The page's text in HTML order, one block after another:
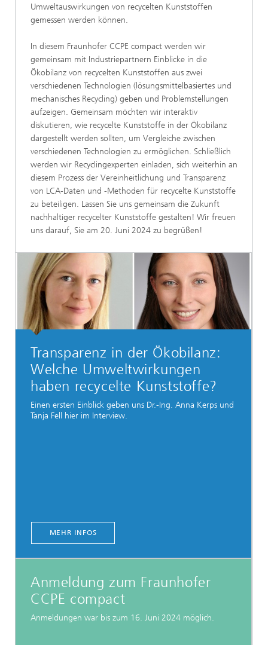
Umweltauswirkungen von recycelten Kunststoffen
gemessen werden können.
In diesem Fraunhofer CCPE compact werden wir
gemeinsam mit Industriepartnern Einblicke in die
Ökobilanz von recycelten Kunststoffen aus zwei
verschiedenen Technologien (lösungsmittelbasiertes und
mechanisches Recycling) geben und Problemstellungen
aufzeigen. Gemeinsam möchten wir interaktiv
diskutieren, wie recycelte Kunststoffe in der Ökobilanz
dargestellt werden sollten, um Vergleiche zwischen
verschiedenen Technologien zu ermöglichen. Schließlich
werden wir Recyclingexperten einladen, sich weiterhin an
diesem Prozess der Vereinheitlichung und Transparenz
von LCA-Daten und -Methoden für recycelte Kunststoffe
zu beteiligen. Lassen Sie uns gemeinsam die Zukunft
nachhaltiger recycelter Kunststoffe gestalten! Wir freuen
uns darauf, Sie am 20. Juni 2024 zu begrüßen!
Transparenz in der Ökobilanz:
Welche Umweltwirkungen
haben recycelte Kunststoffe?
Einen ersten Einblick geben uns Dr.-Ing. Anna Kerps und
Tanja Fell hier im Interview.
MEHR INFOS
Anmeldung zum Fraunhofer
CCPE compact
Anmeldungen war bis zum 16. Juni 2024 möglich.